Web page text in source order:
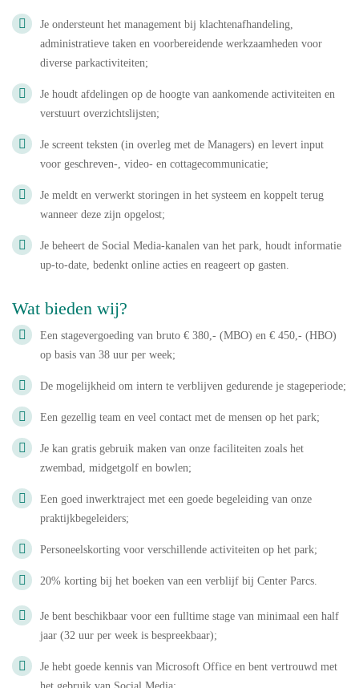
Je ondersteunt het management bij klachtenafhandeling,
administratieve taken en voorbereidende werkzaamheden voor
diverse parkactiviteiten;
Je houdt afdelingen op de hoogte van aankomende activiteiten en
verstuurt overzichtslijsten;
Je screent teksten (in overleg met de Managers) en levert input
voor geschreven-, video- en cottagecommunicatie;
Je meldt en verwerkt storingen in het systeem en koppelt terug
wanneer deze zijn opgelost;
Je beheert de Social Media-kanalen van het park, houdt informatie
up-to-date, bedenkt online acties en reageert op gasten.
Wat bieden wij?
Een stagevergoeding van bruto € 380,- (MBO) en € 450,- (HBO)
op basis van 38 uur per week;
De mogelijkheid om intern te verblijven gedurende je stageperiode;
Een gezellig team en veel contact met de mensen op het park;
Je kan gratis gebruik maken van onze faciliteiten zoals het
zwembad, midgetgolf en bowlen;
Een goed inwerktraject met een goede begeleiding van onze
praktijkbegeleiders;
Personeelskorting voor verschillende activiteiten op het park;
20% korting bij het boeken van een verblijf bij Center Parcs.
Je bent beschikbaar voor een fulltime stage van minimaal een half
jaar (32 uur per week is bespreekbaar);
Je hebt goede kennis van Microsoft Office en bent vertrouwd met